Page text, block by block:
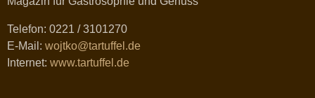
Telefon: 0221 / 3101270
E-Mail: wojtko@tartuffel.de
Internet: www.tartuffel.de